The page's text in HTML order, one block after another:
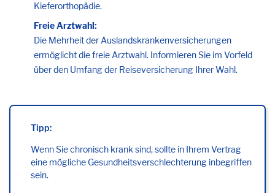
Kieferorthopädie.
Freie Arztwahl:
Die Mehrheit der Auslandskrankenversicherungen
ermöglicht die freie Arztwahl. Informieren Sie im Vorfeld
über den Umfang der Reiseversicherung Ihrer Wahl.
Tipp:
Wenn Sie chronisch krank sind, sollte in Ihrem Vertrag
eine mögliche Gesundheitsverschlechterung inbegriffen
sein.